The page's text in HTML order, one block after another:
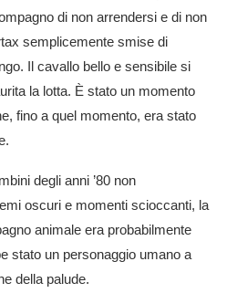
di non arrendersi e di non
semplicemente smise di
Il cavallo bello e sensibile si
la lotta. È stato un momento
fino a quel momento, era stato
degli anni ’80 non
oscuri e momenti scioccanti, la
animale era probabilmente
stato un personaggio umano a
della palude.